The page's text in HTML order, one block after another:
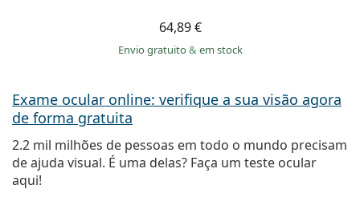
64,89 €
Envio gratuito& em stock
Exame ocular online: verifique a sua visão agora
de forma gratuita
2.2 mil milhões de pessoas em todo o mundo precisam
de ajuda visual. É uma delas? Faça um teste ocular
aqui!